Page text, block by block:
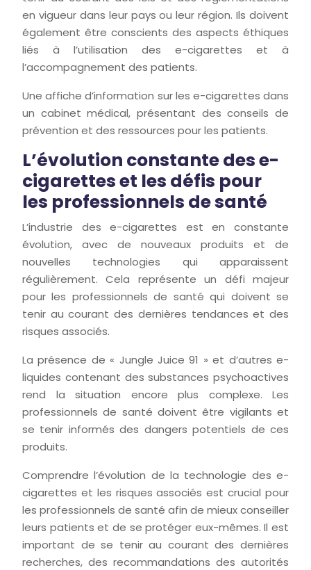
en vigueur dans leur pays ou leur région. Ils doivent
également être conscients des aspects éthiques
liés à l’utilisation des e-cigarettes et à
l’accompagnement des patients.
Une affiche d’information sur les e-cigarettes dans
un cabinet médical, présentant des conseils de
prévention et des ressources pour les patients.
L’évolution constante des e-
cigarettes et les défis pour
les professionnels de santé
L’industrie des e-cigarettes est en constante
évolution, avec de nouveaux produits et de
nouvelles technologies qui apparaissent
régulièrement. Cela représente un défi majeur
pour les professionnels de santé qui doivent se
tenir au courant des dernières tendances et des
risques associés.
La présence de « Jungle Juice 91 » et d’autres e-
liquides contenant des substances psychoactives
rend la situation encore plus complexe. Les
professionnels de santé doivent être vigilants et
se tenir informés des dangers potentiels de ces
produits.
Comprendre l’évolution de la technologie des e-
cigarettes et les risques associés est crucial pour
les professionnels de santé afin de mieux conseiller
leurs patients et de se protéger eux-mêmes. Il est
important de se tenir au courant des dernières
recherches, des recommandations des autorités